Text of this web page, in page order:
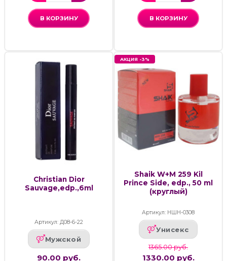
В КОРЗИНУ В КОРЗИНУ
Christian Dior
Sauvage,edp.,6ml
Артикул: Д08-6-22
Мужской
90.00 руб.
АКЦИЯ -3%
Shaik W+M 259 Kil
Prince Side, edp., 50 ml
(круглый)
Артикул: НШН-0308
Унисекс
1365.00 руб.
1330.00 руб.